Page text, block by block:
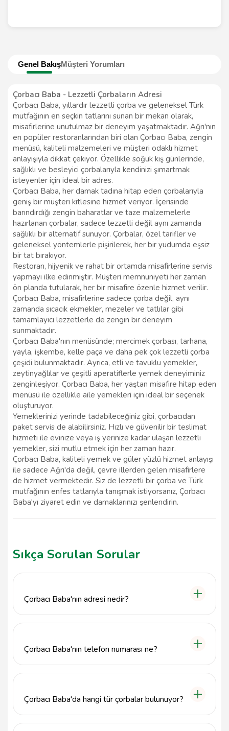
Genel BakışMüşteri Yorumları
Çorbacı Baba - Lezzetli Çorbaların Adresi
Çorbacı Baba, yıllardır lezzetli çorba ve geleneksel Türk
mutfağının en seçkin tatlarını sunan bir mekan olarak,
misafirlerine unutulmaz bir deneyim yaşatmaktadır. Ağrı'nın
en popüler restoranlarından biri olan Çorbacı Baba, zengin
menüsü, kaliteli malzemeleri ve müşteri odaklı hizmet
anlayışıyla dikkat çekiyor. Özellikle soğuk kış günlerinde,
sağlıklı ve besleyici çorbalarıyla kendinizi şımartmak
isteyenler için ideal bir adres.
Çorbacı Baba, her damak tadına hitap eden çorbalarıyla
geniş bir müşteri kitlesine hizmet veriyor. İçerisinde
barındırdığı zengin baharatlar ve taze malzemelerle
hazırlanan çorbalar, sadece lezzetli değil aynı zamanda
sağlıklı bir alternatif sunuyor. Çorbalar, özel tarifler ve
geleneksel yöntemlerle pişirilerek, her bir yudumda eşsiz
bir tat bırakıyor.
Restoran, hijyenik ve rahat bir ortamda misafirlerine servis
yapmayı ilke edinmiştir. Müşteri memnuniyeti her zaman
ön planda tutularak, her bir misafire özenle hizmet verilir.
Çorbacı Baba, misafirlerine sadece çorba değil, aynı
zamanda sıcacık ekmekler, mezeler ve tatlılar gibi
tamamlayıcı lezzetlerle de zengin bir deneyim
sunmaktadır.
Çorbacı Baba'nın menüsünde; mercimek çorbası, tarhana,
yayla, işkembe, kelle paça ve daha pek çok lezzetli çorba
çeşidi bulunmaktadır. Ayrıca, etli ve tavuklu yemekler,
zeytinyağlılar ve çeşitli aperatiflerle yemek deneyiminiz
zenginleşiyor. Çorbacı Baba, her yaştan misafire hitap eden
menüsü ile özellikle aile yemekleri için ideal bir seçenek
oluşturuyor.
Yemeklerinizi yerinde tadabileceğiniz gibi, çorbacıdan
paket servis de alabilirsiniz. Hızlı ve güvenilir bir teslimat
hizmeti ile evinize veya iş yerinize kadar ulaşan lezzetli
yemekler, sizi mutlu etmek için her zaman hazır.
Çorbacı Baba, kaliteli yemek ve güler yüzlü hizmet anlayışı
ile sadece Ağrı'da değil, çevre illerden gelen misafirlere
de hizmet vermektedir. Siz de lezzetli bir çorba ve Türk
mutfağının enfes tatlarıyla tanışmak istiyorsanız, Çorbacı
Baba'yı ziyaret edin ve damaklarınızı şenlendirin.
Sıkça Sorulan Sorular
Çorbacı Baba'nın adresi nedir?
Çorbacı Baba'nın telefon numarası ne?
Çorbacı Baba'da hangi tür çorbalar bulunuyor?